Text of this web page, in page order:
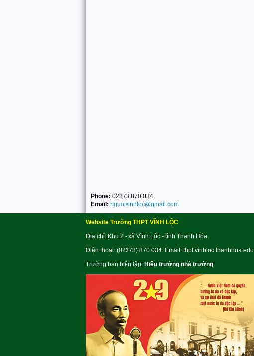
Phone: 02373 870 034
Email: nguoivinhloc@gmail.com
Website Trường THPT VĨNH LỘC
Địa chỉ: Khu 2 - xã Vĩnh Lộc - tỉnh Thanh Hóa.
Điện thoại: (02373) 870 034. Email:
Trưởng ban biên tập: Hiệu trưởng nhà trường